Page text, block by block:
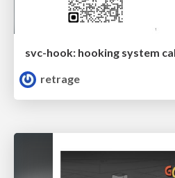
retrage